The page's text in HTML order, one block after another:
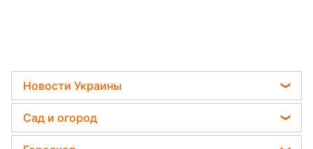
Новости Украины
Телеграм новости Украины
Пенсии в Украине
Сад и огород
Садовод назвал самое эффективное средство